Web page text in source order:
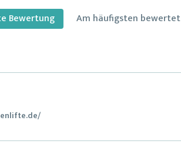
Bewertung Am häufigsten bewertet